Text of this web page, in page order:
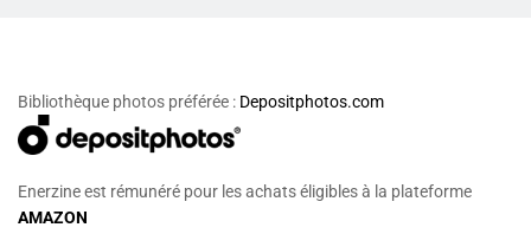
Bibliothèque photos préférée : Depositphotos.com
Enerzine est rémunéré pour les achats éligibles à la plateforme
AMAZON